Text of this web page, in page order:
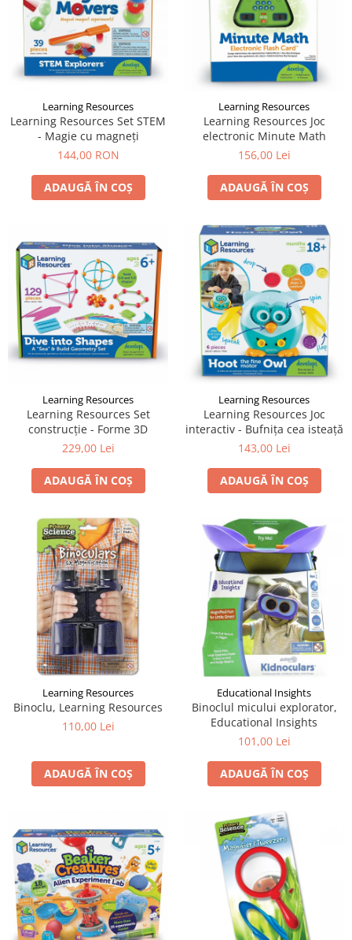
Learning Resources
Learning Resources Set STEM
- Magie cu magneți
144,00 RON
ADAUGĂ ÎN COȘ
Learning Resources
Learning Resources Joc
electronic Minute Math
156,00 Lei
ADAUGĂ ÎN COȘ
Learning Resources
Learning Resources Set
construcție - Forme 3D
229,00 Lei
ADAUGĂ ÎN COȘ
Learning Resources
Learning Resources Joc
interactiv - Bufnița cea isteață
143,00 Lei
ADAUGĂ ÎN COȘ
Learning Resources
Binoclu, Learning Resources
110,00 Lei
ADAUGĂ ÎN COȘ
Educational Insights
Binoclul micului explorator,
Educational Insights
101,00 Lei
ADAUGĂ ÎN COȘ